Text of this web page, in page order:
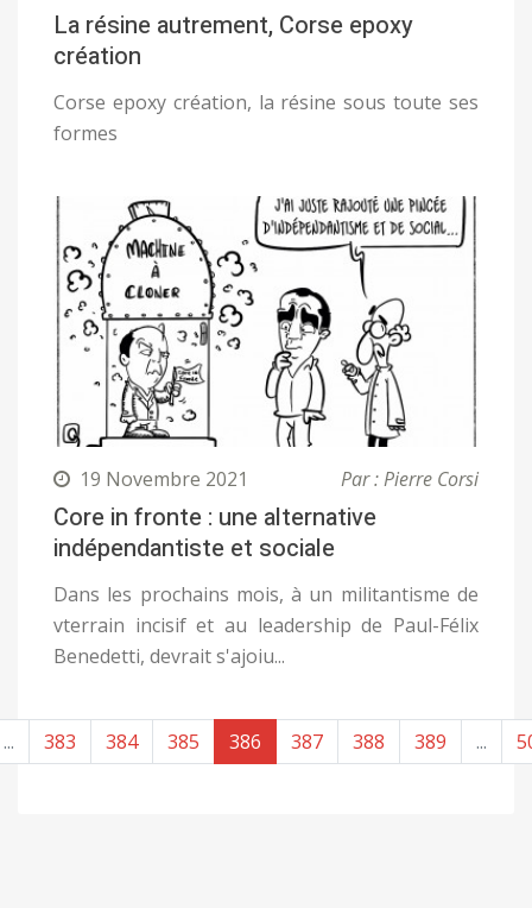
La résine autrement, Corse epoxy
création
Corse epoxy création, la résine sous toute ses
formes
19 Novembre 2021 Par : Pierre Corsi
Core in fronte : une alternative
indépendantiste et sociale
Dans les prochains mois, à un militantisme de
vterrain incisif et au leadership de Paul-Félix
Benedetti, devrait s'ajoiu...
... 383 384 385 386 387 388 389 ...